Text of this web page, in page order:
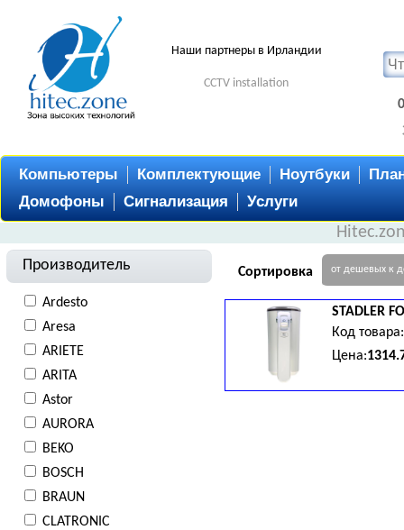
Наши партнеры в Ирландии
CCTV installation
Компьютеры Комплектующие Ноутбуки
Домофоны
Сигнализация Услуги
Производитель
Ardesto
Aresa
ARIETE
ARITA
Astor
AURORA
BEKO
BOSCH
BRAUN
CLATRONIC
Сортировка от дешевых к
STADLER
Код
Цена: